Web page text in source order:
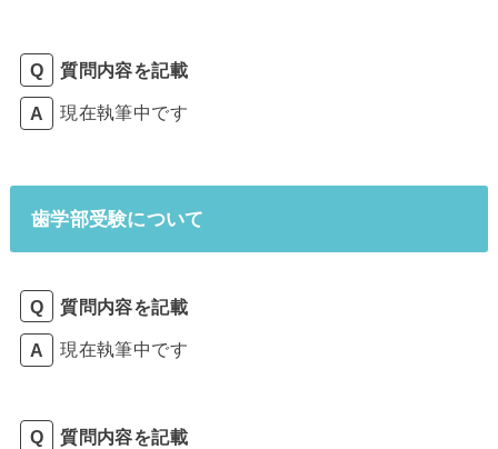
質問内容を記載
現在執筆中です
歯学部受験について
質問内容を記載
現在執筆中です
質問内容を記載